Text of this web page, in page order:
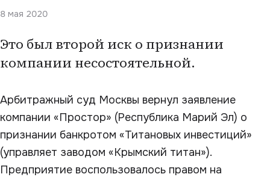
8 мая 2020
Это был второй иск о признании
компании несостоятельной.
Арбитражный суд Москвы вернул заявление
компании «Простор» (Республика Марий Эл) о
признании банкротом «Титановых инвестиций»
(управляет заводом «Крымский титан»).
Предприятие воспользовалось правом на